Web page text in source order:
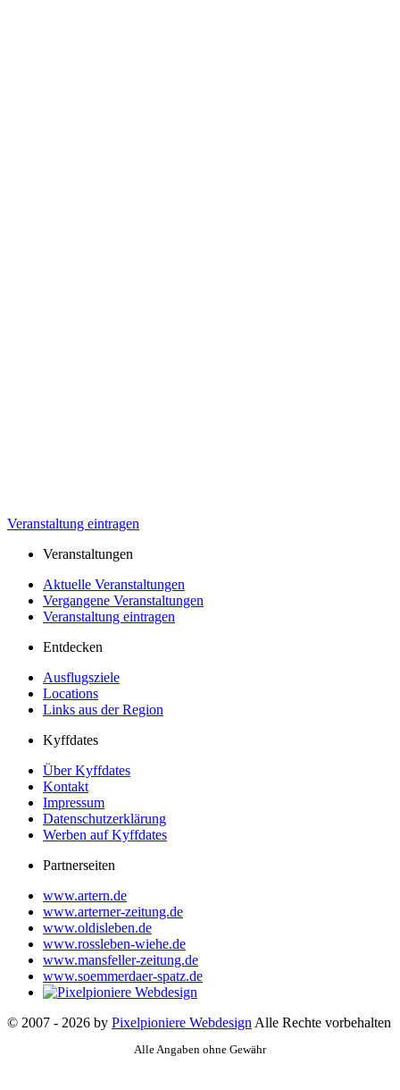
Veranstaltung eintragen
Veranstaltungen
Aktuelle Veranstaltungen
Vergangene Veranstaltungen
Veranstaltung eintragen
Entdecken
Ausflugsziele
Locations
Links aus der Region
Kyffdates
Über Kyffdates
Kontakt
Impressum
Datenschutzerklärung
Werben auf Kyffdates
Partnerseiten
www.artern.de
www.arterner-zeitung.de
www.oldisleben.de
www.rossleben-wiehe.de
www.mansfeller-zeitung.de
www.soemmerdaer-spatz.de
© 2007 - 2026 by Pixelpioniere Webdesign Alle Rechte vorbehalten
Alle Angaben ohne Gewähr